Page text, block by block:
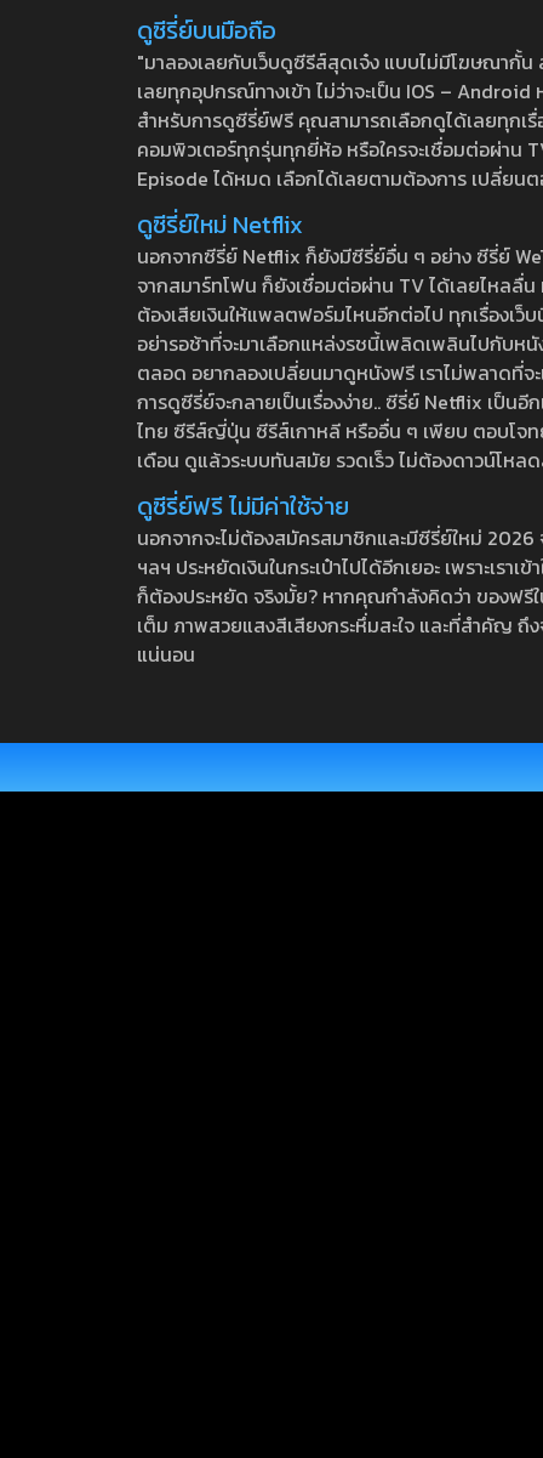
ดูซีรี่ย์บนมือถือ
"มาลองเลยกับเว็บดูซีรีส์สุดเจ๋ง แบบไม่มีโฆษณากั้
เลยทุกอุปกรณ์ทางเข้า ไม่ว่าจะเป็น IOS –
สำหรับการดูซีรี่ย์ฟรี คุณสามารถเลือกดูได้เลยทุกเ
คอมพิวเตอร์ทุกรุ่นทุกยี่ห้อ หรือใครจะเชื่อมต่อผ่าน
Episode ได้หมด เลือกได้เลยตามต้องการ เปลี่ยน
ดูซีรี่ย์ใหม่ Netflix
นอกจากซีรี่ย์ Netflix ก็ยังมีซีรี่ย์อื่น ๆ อย่าง ซีรี่ย์
จากสมาร์ทโฟน ก็ยังเชื่อมต่อผ่าน TV ได้เลยไหลลื่
ต้องเสียเงินให้แพลตฟอร์มไหนอีกต่อไป ทุกเรื่องเว็
อย่ารอช้าที่จะมาเลือกแหล่งรชนี้เพลิดเพลินไปกับห
ตลอด อยากลองเปลี่ยนมาดูหนังฟรี เราไม่พลาดที่
การดูซีรี่ย์จะกลายเป็นเรื่องง่าย.. ซีรี่ย์ Netflix เป็น
ไทย ซีรีส์ญี่ปุ่น ซีรีส์เกาหลี หรืออื่น ๆ เพียบ ตอบโจท
เดือน ดูแล้วระบบทันสมัย รวดเร็ว ไม่ต้องดาวน์โห
ดูซีรี่ย์ฟรี ไม่มีค่าใช้จ่าย
นอกจากจะไม่ต้องสมัครสมาชิกและมีซีรี่ย์ใหม่
ฯลฯ ประหยัดเงินในกระเป๋าไปได้อีกเยอะ เพราะเร
ก็ต้องประหยัด จริงมั้ย? หากคุณกำลังคิดว่า ของฟ
เต็ม ภาพสวยแสงสีเสียงกระหึ่มสะใจ และที่สำคัญ
แน่นอน